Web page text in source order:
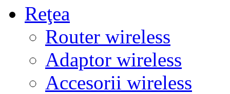
Reţea
Router wireless
Adaptor wireless
Accesorii wireless